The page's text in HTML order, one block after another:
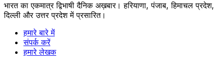
भारत का एकमात्र द्विभाषी दैनिक अख़बार। हरियाणा, पंजाब, हिमाचल प्रदेश,
दिल्ली और उत्तर प्रदेश में प्रसारित।
हमारे बारे में
संपर्क करें
हमारे लेखक